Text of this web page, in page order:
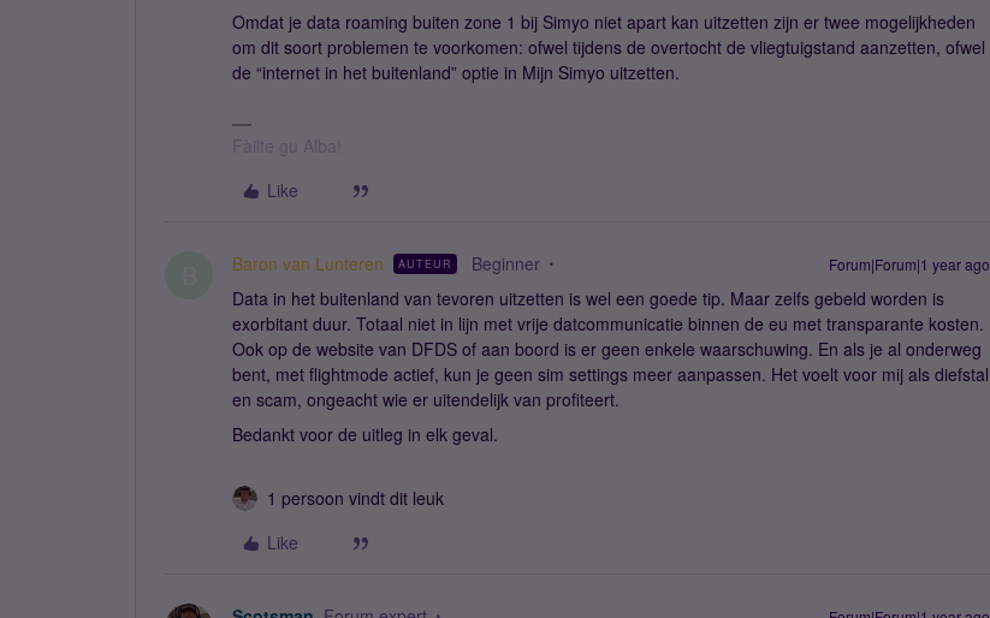
Omdat je data roaming buiten zone 1 bij Simyo niet apart kan uitzetten zijn er twee mogelijkheden
om dit soort problemen te voorkomen: ofwel tijdens de overtocht de vliegtuigstand aanzetten, ofwel
de “internet in het buitenland” optie in Mijn Simyo uitzetten.
Fàilte gu Alba!
Like
Baron van Lunteren AUTEUR Beginner Forum|Forum|1 year ago
Data in het buitenland van tevoren uitzetten is wel een goede tip. Maar zelfs gebeld worden is
exorbitant duur. Totaal niet in lijn met vrije datcommunicatie binnen de eu met transparante kosten.
Ook op de website van DFDS of aan boord is er geen enkele waarschuwing. En als je al onderweg
bent, met flightmode actief, kun je geen sim settings meer aanpassen. Het voelt voor mij als diefstal
en scam, ongeacht wie er uitendelijk van profiteert.
Bedankt voor de uitleg in elk geval.
1 persoon vindt dit leuk
Like